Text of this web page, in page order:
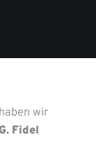
wir
Fidel